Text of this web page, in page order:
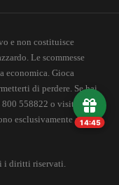
e non costituisce
Le scommesse
economica. Gioca
di perdere. Se hai
558822 o visita
esclusivamente a
i diritti riservati.
14:44